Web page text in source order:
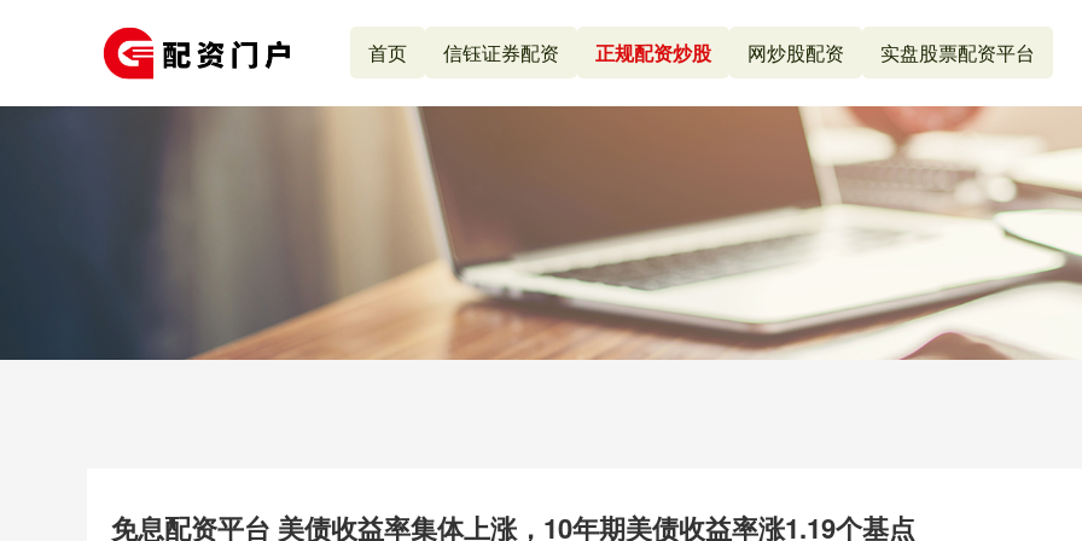
首页 信钰证券配资 正规配资炒股 网炒股配资 实盘股票配资平台
免息配资平台 美债收益率集体上涨，10年期美债收益率涨1.19个基点